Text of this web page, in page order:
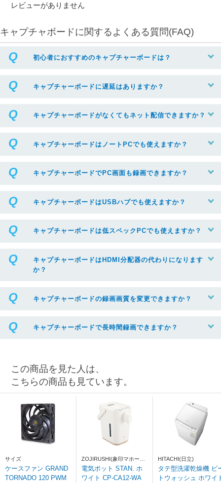
レビューがありません
キャプチャボードに関するよくある質問(FAQ)
初心者におすすめのキャプチャーボードは？
キャプチャーボードに遅延はありますか？
キャプチャーボードがなくてもネット配信できますか？
キャプチャーボードはノートPCでも使えますか？
キャプチャーボードでPC画面も録画できますか？
キャプチャーボードはUSBハブでも使えますか？
キャプチャーボードは低スペックPCでも使えますか？
キャプチャーボードはHDMI分配器の代わりになります
か？
キャプチャーボードの録画画質を変更できますか？
キャプチャーボードで長時間録画できますか？
この商品を見た人は、
こちらの商品も見ています。
サイズ
ケースファン GRAND
TORNADO 120 PWM
ZOJIRUSHI(象印マホービ
ン)
電気ポット STAN. ホ
ワイト CP-CA12-WA
HITACHI(日立)
タテ型洗濯乾燥機 ビ
トウォッシュ ホワイ